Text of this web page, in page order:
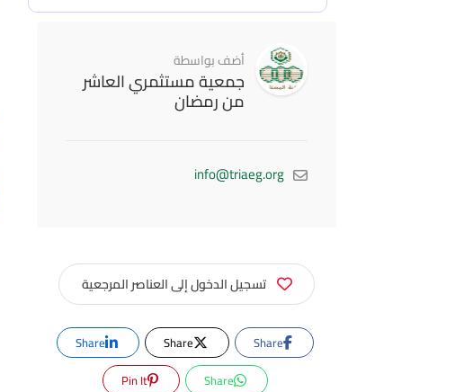
أضف بواسطة
جمعية مستثمري العاشر
من رمضان
info@triaeg.org
تسجيل الدخول إلى العناصر المرجعية
Share
Share
Share
Share
Pin It